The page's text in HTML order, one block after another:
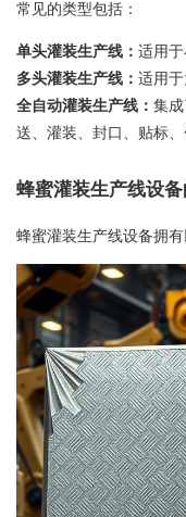
常见的类型包括：
单头灌装生产线： 适用
多头灌装生产线： 适用
全自动灌装生产线： 集
送、灌装、封口、贴标
蜂蜜灌装生产线设
蜂蜜灌装生产线设备拥有